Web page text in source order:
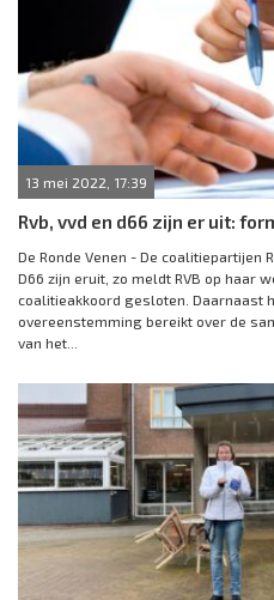
13 mei 2022, 17:39
Rvb, vvd en d66 zijn er uit:
De Ronde Venen - De coalitiepartijen
D66 zijn eruit, zo meldt RVB op haar
coalitieakkoord gesloten. Daarnaast
overeenstemming bereikt over de
van het...